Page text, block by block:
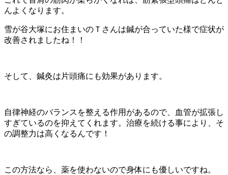
んよくなります。
雪が谷大塚にお住まいのＴさんは鍼が合っていた様で症状が
改善されましたね！！
そして、鍼灸は片頭痛にも効果があります。
自律神経のバランスを整える作用があるので、血管が拡張し
すぎているのを抑えてくれます。治療を続ける事により、そ
の調整力は高くなるんです！
この方法なら、薬を使わないので身体にも優しいですね。